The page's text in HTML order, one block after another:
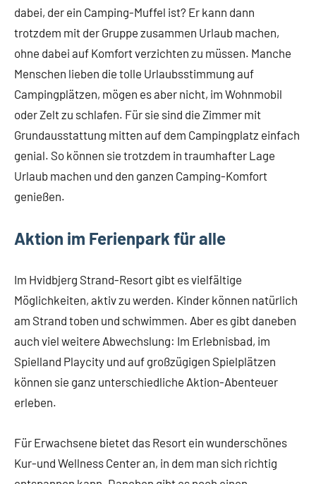
dabei, der ein Camping-Muffel ist? Er kann dann
trotzdem mit der Gruppe zusammen Urlaub machen,
ohne dabei auf Komfort verzichten zu müssen. Manche
Menschen lieben die tolle Urlaubsstimmung auf
Campingplätzen, mögen es aber nicht, im Wohnmobil
oder Zelt zu schlafen. Für sie sind die Zimmer mit
Grundausstattung mitten auf dem Campingplatz einfach
genial. So können sie trotzdem in traumhafter Lage
Urlaub machen und den ganzen Camping-Komfort
genießen.
Aktion im Ferienpark für alle
Im Hvidbjerg Strand-Resort gibt es vielfältige
Möglichkeiten, aktiv zu werden. Kinder können natürlich
am Strand toben und schwimmen. Aber es gibt daneben
auch viel weitere Abwechslung: Im Erlebnisbad, im
Spielland Playcity und auf großzügigen Spielplätzen
können sie ganz unterschiedliche Aktion-Abenteuer
erleben.
Für Erwachsene bietet das Resort ein wunderschönes
Kur-und Wellness Center an, in dem man sich richtig